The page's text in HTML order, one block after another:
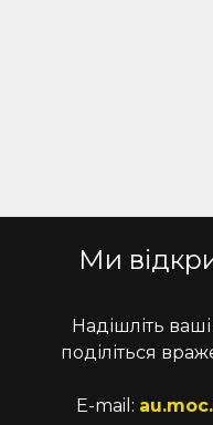
Ми
Надішліть
поділіться
E-mail: